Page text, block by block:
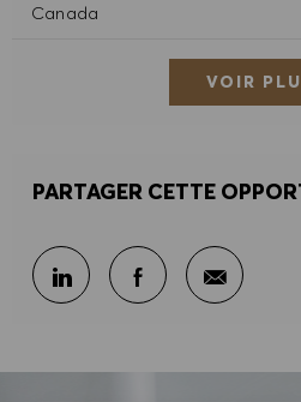
Canada
VOIR
PARTAGER CETTE
Partager sur LinkedIn
Partager sur